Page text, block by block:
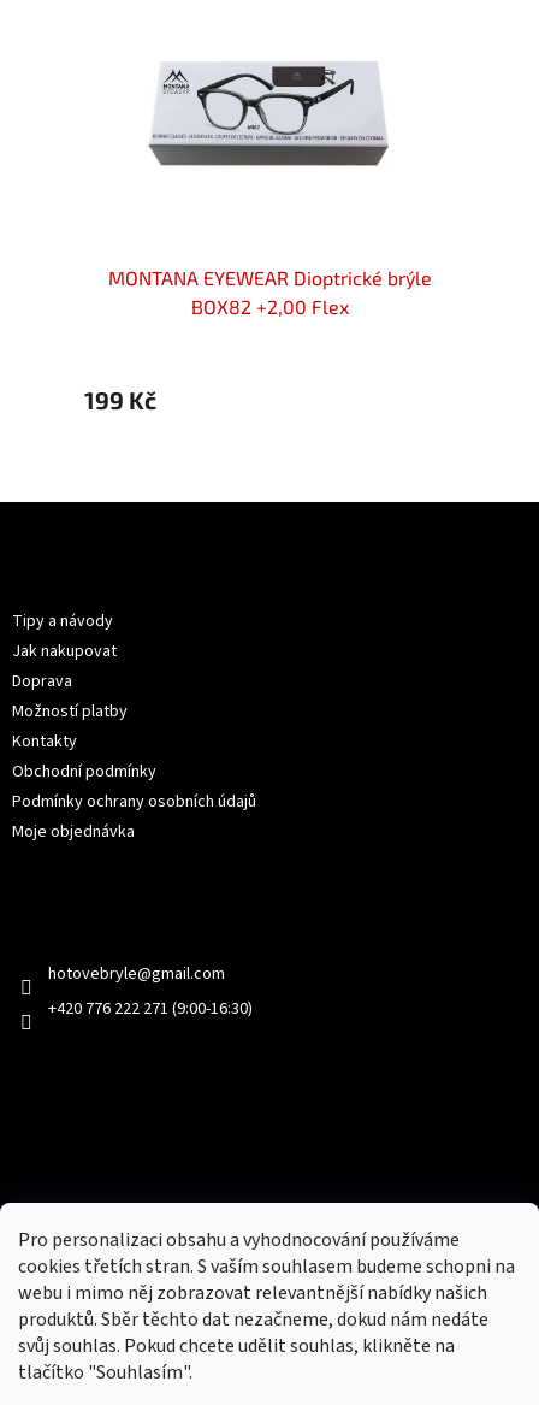
Pro personalizaci obsahu a vyhodnocování používáme
cookies třetích stran. S vaším souhlasem budeme schopni na
webu i mimo něj zobrazovat relevantnější nabídky našich
produktů. Sběr těchto dat nezačneme, dokud nám nedáte
svůj souhlas. Pokud chcete udělit souhlas, klikněte na
tlačítko "Souhlasím".
MONTANA EYEWEAR Dioptrické brýle
BOX82 +2,00 Flex
199 Kč
Tipy a návody
Jak nakupovat
Doprava
Možností platby
Kontakty
Obchodní podmínky
Podmínky ochrany osobních údajů
Moje objednávka
hotovebryle@gmail.com
+420 776 222 271 (9:00-16:30)